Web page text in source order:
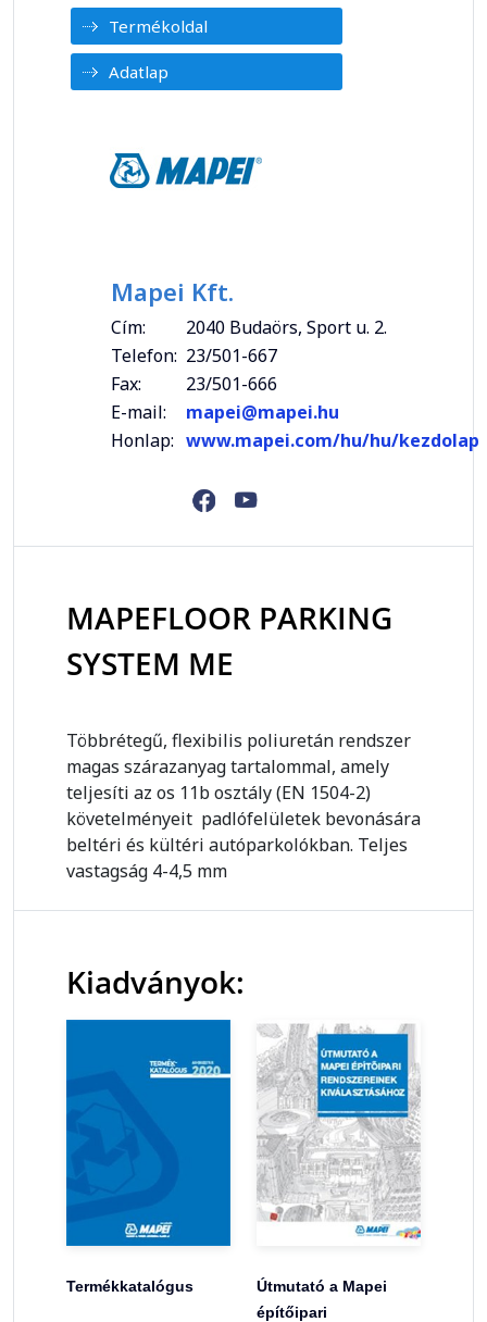
Termékoldal
Adatlap
Mapei Kft.
Cím:
2040 Budaörs, Sport u. 2.
Telefon: 23/501-667
Fax:
23/501-666
E-mail:
mapei@mapei.hu
Honlap: www.mapei.com/hu/hu/kezdolap
MAPEFLOOR PARKING
SYSTEM ME
Többrétegű, flexibilis poliuretán rendszer
magas szárazanyag tartalommal, amely
teljesíti az os 11b osztály (EN 1504-2)
követelményeit padlófelületek bevonására
beltéri és kültéri autóparkolókban. Teljes
vastagság 4-4,5 mm
Kiadványok:
Termékkatalógus
Útmutató a Mapei
építőipari